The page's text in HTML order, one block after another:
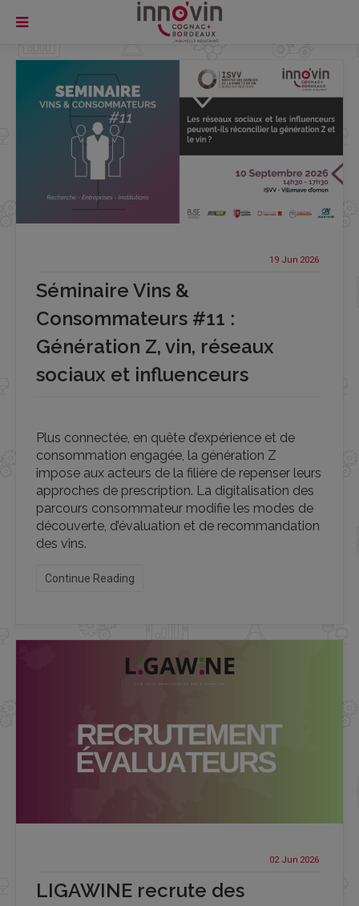
19 Jun 2026
Séminaire Vins &
Consommateurs #11 :
Génération Z, vin, réseaux
sociaux et influenceurs
Plus connectée, en quête d’expérience et de
consommation engagée, la génération Z
impose aux acteurs de la filière de repenser leurs
approches de prescription. La digitalisation des
parcours consommateur modifie les modes de
découverte, d’évaluation et de recommandation
des vins.
Continue Reading
02 Jun 2026
LIGAWINE recrute des